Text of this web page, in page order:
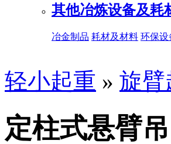
其他冶炼设备及耗
冶金制品 耗材及材料 环保设
轻小起重 » 旋臂
定柱式悬臂吊